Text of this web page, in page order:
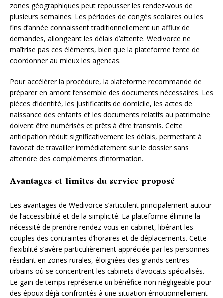
zones géographiques peut repousser les rendez-vous de
plusieurs semaines. Les périodes de congés scolaires ou les
fins d’année connaissent traditionnellement un afflux de
demandes, allongeant les délais d’attente. Wedivorce ne
maîtrise pas ces éléments, bien que la plateforme tente de
coordonner au mieux les agendas.
Pour accélérer la procédure, la plateforme recommande de
préparer en amont l’ensemble des documents nécessaires. Les
pièces d’identité, les justificatifs de domicile, les actes de
naissance des enfants et les documents relatifs au patrimoine
doivent être numérisés et prêts à être transmis. Cette
anticipation réduit significativement les délais, permettant à
l’avocat de travailler immédiatement sur le dossier sans
attendre des compléments d’information.
Avantages et limites du service proposé
Les avantages de Wedivorce s’articulent principalement autour
de l’accessibilité et de la simplicité. La plateforme élimine la
nécessité de prendre rendez-vous en cabinet, libérant les
couples des contraintes d’horaires et de déplacements. Cette
flexibilité s’avère particulièrement appréciée par les personnes
résidant en zones rurales, éloignées des grands centres
urbains où se concentrent les cabinets d’avocats spécialisés.
Le gain de temps représente un bénéfice non négligeable pour
des époux déjà confrontés à une situation émotionnellement